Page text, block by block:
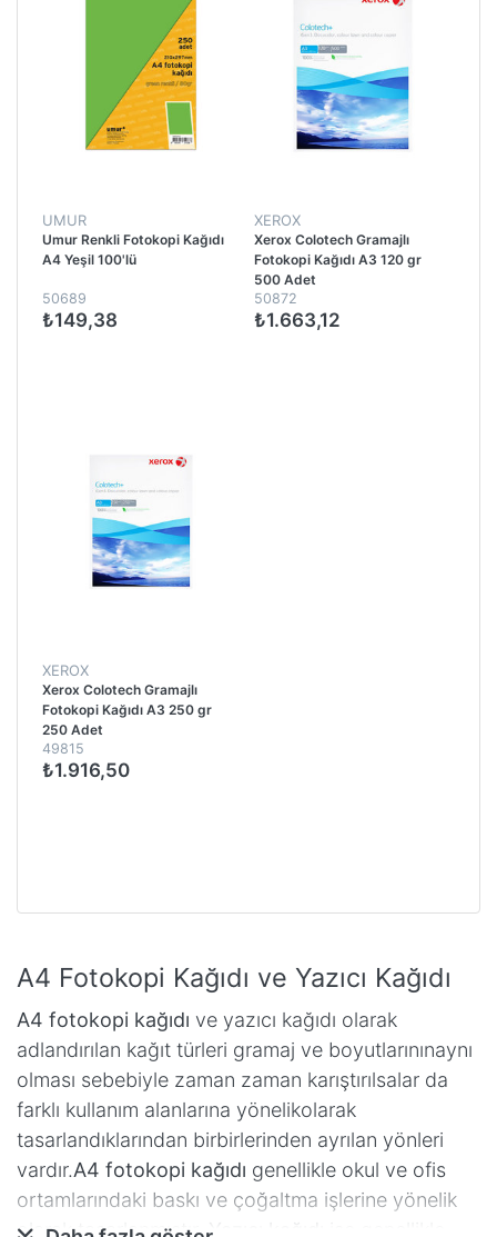
UMUR
Umur Renkli Fotokopi Kağıdı
A4 Yeşil 100'lü
50689
₺149,38
XEROX
Xerox Colotech Gramajlı
Fotokopi Kağıdı A3 120 gr
500 Adet
50872
₺1.663,12
XEROX
Xerox Colotech Gramajlı
Fotokopi Kağıdı A3 250 gr
250 Adet
49815
₺1.916,50
A4 Fotokopi Kağıdı ve Yazıcı Kağıdı
A4 fotokopi kağıdı ve yazıcı kağıdı olarak
adlandırılan kağıt türleri gramaj ve boyutlarınınaynı
olması sebebiyle zaman zaman karıştırılsalar da
farklı kullanım alanlarına yönelikolarak
tasarlandıklarından birbirlerinden ayrılan yönleri
vardır.A4 fotokopi kağıdı genellikle okul ve ofis
ortamlarındaki baskı ve çoğaltma işlerine yönelik
olarak tasarlanmıştır.Yazıcı kağıdı